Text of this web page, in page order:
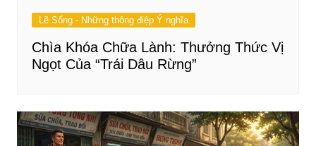
Lẽ Sống - Những thông điệp Ý nghĩa
Chìa Khóa Chữa Lành: Thưởng Thức Vị
Ngọt Của “Trái Dâu Rừng”